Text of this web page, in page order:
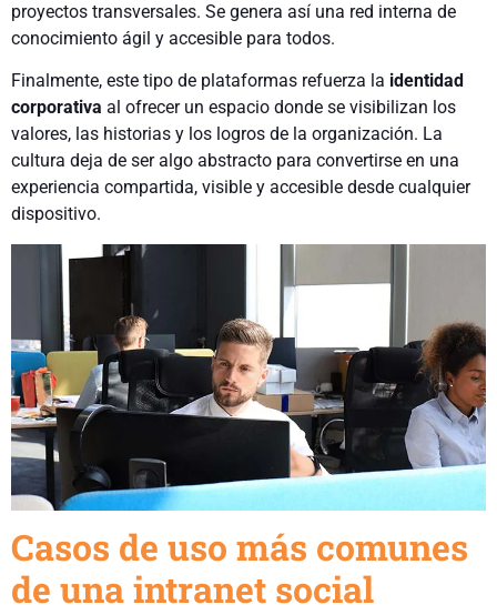
proyectos transversales. Se genera así una red interna de
conocimiento ágil y accesible para todos.
Finalmente, este tipo de plataformas refuerza la identidad
corporativa al ofrecer un espacio donde se visibilizan los
valores, las historias y los logros de la organización. La
cultura deja de ser algo abstracto para convertirse en una
experiencia compartida, visible y accesible desde cualquier
dispositivo.
Casos de uso más comunes
de una intranet social